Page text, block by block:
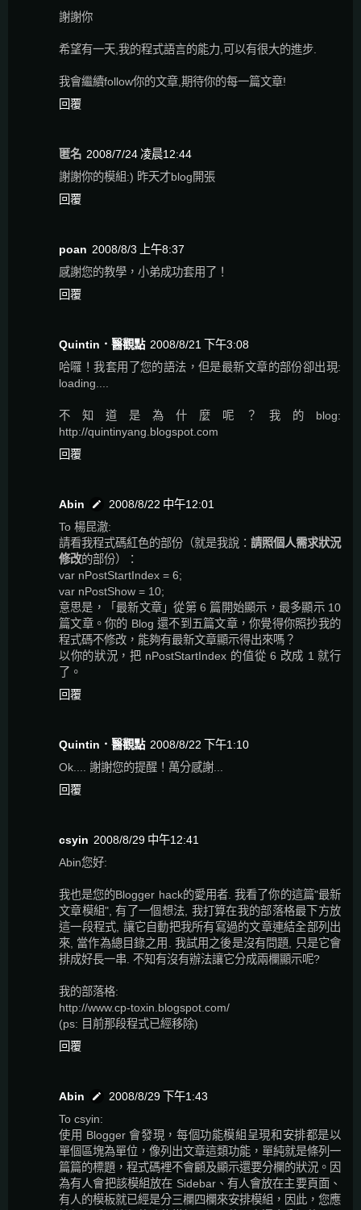
謝謝你
希望有一天,我的程式語言的能力,可以有很大的進步.
我會繼續follow你的文章,期待你的每一篇文章!
回覆
匿名 2008/7/24 凌晨12:44
謝謝你的模組:) 昨天才blog開張
回覆
poan 2008/8/3 上午8:37
感謝您的教學，小弟成功套用了！
回覆
Quintin．醫觀點 2008/8/21 下午3:08
哈囉！我套用了您的語法，但是最新文章的部份卻出現:
loading....
不知道是為什麼呢？我的blog:
http://quintinyang.blogspot.com
回覆
Abin
2008/8/22 中午12:01
To 楊昆澈:
請看我程式碼紅色的部份（就是我說： 請照個人需求狀況
修改的部份）：
var nPostStartIndex = 6;
var nPostShow = 10;
意思是，「最新文章」從第 6 篇開始顯示，最多顯示 10
篇文章。你的 Blog 還不到五篇文章，你覺得你照抄我的
程式碼不修改，能夠有最新文章顯示得出來嗎？
以你的狀況，把 nPostStartIndex 的值從 6 改成 1 就行
了。
回覆
Quintin．醫觀點 2008/8/22 下午1:10
Ok.... 謝謝您的提醒！萬分感謝...
回覆
csyin 2008/8/29 中午12:41
Abin您好:
我也是您的Blogger hack的愛用者. 我看了你的這篇"最新
文章模組", 有了一個想法, 我打算在我的部落格最下方放
這一段程式, 讓它自動把我所有寫過的文章連結全部列出
來, 當作為總目錄之用. 我試用之後是沒有問題, 只是它會
排成好長一串. 不知有沒有辦法讓它分成兩欄顯示呢?
我的部落格:
http://www.cp-toxin.blogspot.com/
(ps: 目前那段程式已經移除)
回覆
Abin
2008/8/29 下午1:43
To csyin:
使用 Blogger 會發現，每個功能模組呈現和安排都是以
單個區塊為單位，像列出文章這類功能，單純就是條列一
篇篇的標題，程式碼裡不會顧及顯示還要分欄的狀況。因
為有人會把該模組放在 Sidebar、有人會放在主要頁面、
有人的模板就已經是分三欄四欄來安排模組，因此，您應